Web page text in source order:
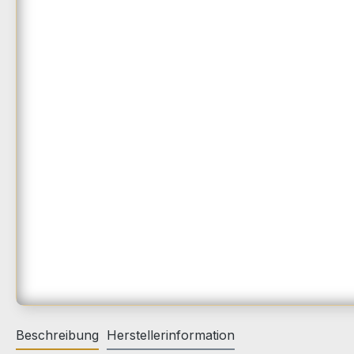
Beschreibung Herstellerinformation